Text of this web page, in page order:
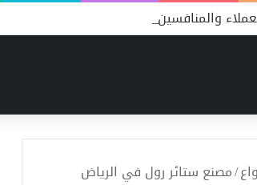
والمنافسين
/مصنع ستائر رول في الرياض